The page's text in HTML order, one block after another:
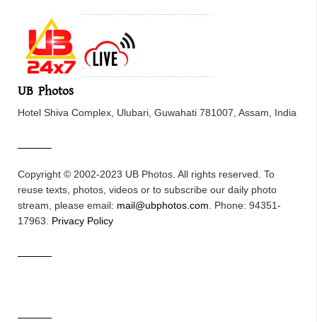
UB Photos
Hotel Shiva Complex, Ulubari, Guwahati 781007, Assam, India
Copyright © 2002-2023 UB Photos. All rights reserved. To
reuse texts, photos, videos or to subscribe our daily photo
stream, please email: mail@ubphotos.com . Phone: 94351-
17963. Privacy Policy